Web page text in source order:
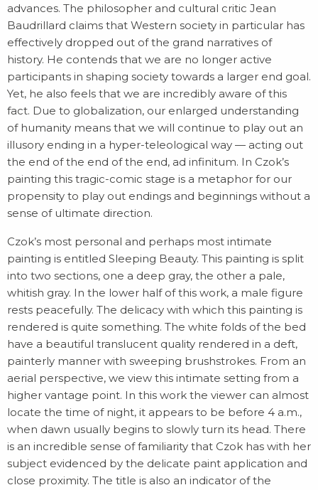
advances. The philosopher and cultural critic Jean
Baudrillard claims that Western society in particular has
effectively dropped out of the grand narratives of
history. He contends that we are no longer active
participants in shaping society towards a larger end goal.
Yet, he also feels that we are incredibly aware of this
fact. Due to globalization, our enlarged understanding
of humanity means that we will continue to play out an
illusory ending in a hyper-teleological way — acting out
the end of the end of the end, ad infinitum. In Czok’s
painting this tragic-comic stage is a metaphor for our
propensity to play out endings and beginnings without a
sense of ultimate direction.
Czok’s most personal and perhaps most intimate
painting is entitled Sleeping Beauty. This painting is split
into two sections, one a deep gray, the other a pale,
whitish gray. In the lower half of this work, a male figure
rests peacefully. The delicacy with which this painting is
rendered is quite something. The white folds of the bed
have a beautiful translucent quality rendered in a deft,
painterly manner with sweeping brushstrokes. From an
aerial perspective, we view this intimate setting from a
higher vantage point. In this work the viewer can almost
locate the time of night, it appears to be before 4 a.m.,
when dawn usually begins to slowly turn its head. There
is an incredible sense of familiarity that Czok has with her
subject evidenced by the delicate paint application and
close proximity. The title is also an indicator of the